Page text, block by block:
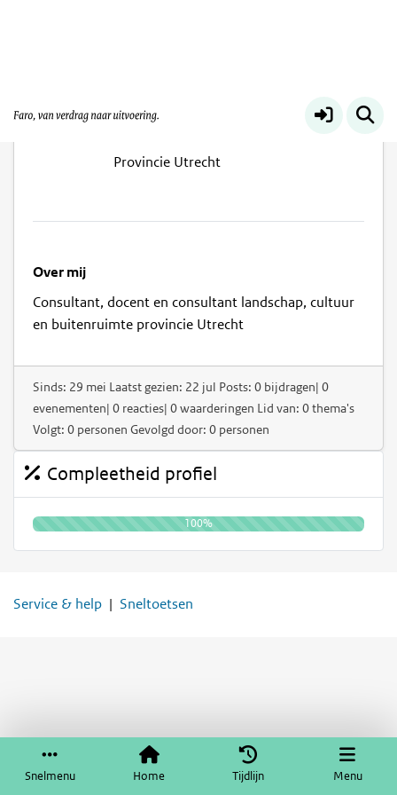
Snelmenu Home Tijdlijn Menu
Provincie Utrecht
Over mij
Consultant, docent en consultant landschap, cultuur
en buitenruimte provincie Utrecht
Sinds: 29 mei Laatst gezien: 22 jul Posts: 0 bijdragen| 0
evenementen| 0 reacties| 0 waarderingen Lid van: 0 thema's
Volgt: 0 personen Gevolgd door: 0 personen
Compleetheid profiel
100%
Service & help Sneltoetsen